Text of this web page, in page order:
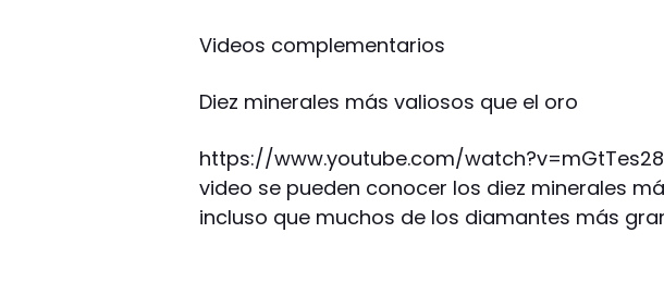
Videos complementarios
Diez minerales más valiosos que el oro
https://www.youtube.com/
video se pueden conocer los diez minerales
incluso que muchos de los diamantes más